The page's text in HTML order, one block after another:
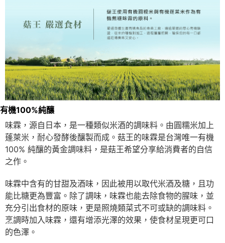
有機100%純釀
味霖，源自日本，是一種類似米酒的調味料。由圓糯米加上
蓬萊米，耐心發酵後釀製而成。菇王的味霖是台灣唯一有機
100% 純釀的黃金調味料，是菇王希望分享給消費者的自信
之作。
味霖中含有的甘甜及酒味，因此被用以取代米酒及糖，且功
能比糖更為豐富。除了調味，味霖也能去除食物的腥味，並
充分引出食材的原味，更是照燒類菜式不可或缺的調味料。
烹調時加入味霖，還有增添光澤的效果，使食材呈現更可口
的色澤。